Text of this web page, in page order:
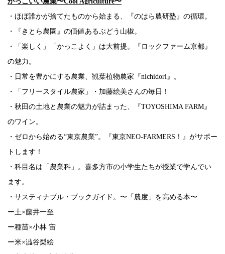
・ほぼ誰かが捨てたものから始まる、『のはら農研塾』の循環。
・『きとら農園』の価値あるぶどう山椒。
・「楽しく」「かっこよく」は大前提。『ロックファーム京都』
の魅力。
・日常を豊かにする農業、観葉植物農家『nichidori』。
・「フリースタイル農家」・加藤絵美さんの毎日！
・秋田の土地と農業の魅力が詰まった、『TOYOSHIMA FARM』
のワイン。
・ゼロから始める“東京農業”。『東京NEO-FARMERS！』がサポー
トします！
・科目名は「農業科」。喜多方市の小学生たちが授業で学んでい
ます。
・サスティナブル・ブックガイド。〜「農度」を高める本〜
ー土×藤井一至
ー種苗×小林 宙
ー米×澁谷梨絵